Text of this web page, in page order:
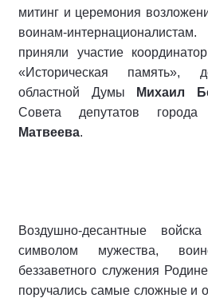
митинг и церемония
воинам-
приняли участие
«Историческая память»,
областной Думы
Михаил
Совета депутатов
Матвеева.
Воздушно-десантные
символом мужества,
беззаветного служения
поручались самые сложные и